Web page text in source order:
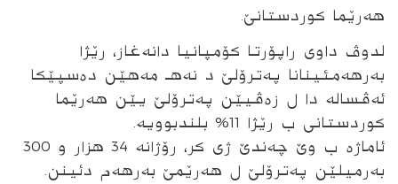
هه‌رێما كوردستانێ.
لدوڤ داوى راپۆرتا كۆمپانیا دانه‌غاز، رێژا
به‌رهه‌مئینانا په‌ترۆلێ د نه‌هـ مه‌هێن ده‌سپێكا
ئه‌ڤساله‌ دا ل زه‌ڤیێن په‌ترۆلێ یێن هه‌رێما
كوردستانی ب رێژا 11% بلندبوویه‌.
ئاماژه‌ ب وێ چه‌ندێ ژى كر، رۆژانه‌ 34 هزار و 300
به‌رمیلێن په‌ترۆلێ ل هه‌رێمێ به‌رهه‌م دئینن.